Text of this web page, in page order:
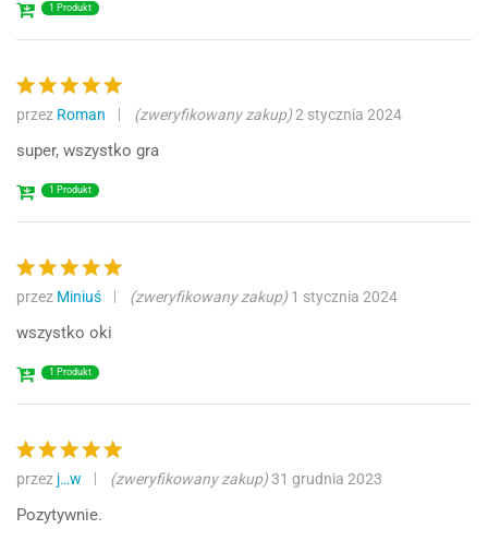
1 Produkt
Oceniono
5na 5
przez Roman (zweryfikowany zakup)2 stycznia 2024
super, wszystko gra
1 Produkt
Oceniono
5na 5
przez Miniuś (zweryfikowany zakup) 1 stycznia 2024
wszystko oki
1 Produkt
Oceniono
5na 5
przez j…w (zweryfikowany zakup)31 grudnia 2023
Pozytywnie.